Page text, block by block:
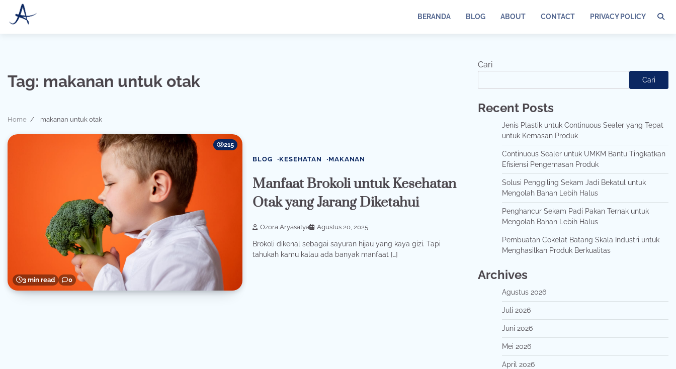
BERANDA BLOG ABOUT CONTACT PRIVACY POLICY
Tag: makanan untuk otak
Home makanan untuk otak
3 min read 0
215
BLOG
KESEHATAN MAKANAN
Manfaat Brokoli untuk Kesehatan
Otak yang Jarang Diketahui
Ozora Aryasatya Agustus 20, 2025
Brokoli dikenal sebagai sayuran hijau yang kaya gizi. Tapi
tahukah kamu kalau ada banyak manfaat […]
Cari
Cari
Recent Posts
Jenis Plastik untuk Continuous Sealer yang Tepat
untuk Kemasan Produk
Continuous Sealer untuk UMKM Bantu Tingkatkan
Efisiensi Pengemasan Produk
Solusi Penggiling Sekam Jadi Bekatul untuk
Mengolah Bahan Lebih Halus
Penghancur Sekam Padi Pakan Ternak untuk
Mengolah Bahan Lebih Halus
Pembuatan Cokelat Batang Skala Industri untuk
Menghasilkan Produk Berkualitas
Archives
Agustus 2026
Juli 2026
Juni 2026
Mei 2026
April 2026